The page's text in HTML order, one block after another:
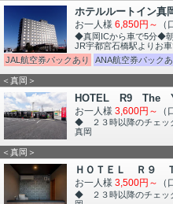
ホテルルートイン真
お一人様 6,850円～ （
◆真岡ICから車で5分◆
JR宇都宮石橋駅よりお
JAL航空券パックあり
ANA航空券パックあ
＜真岡＞
HOTEL R9 The
お一人様 3,600円～ （
◆ ２３時以降のチェッ
真岡
＜真岡＞
ＨＯＴＥＬ Ｒ９
お一人様 3,500円～ （
◆ ２３時以降のチェッ